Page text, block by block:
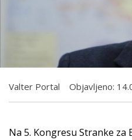
Valter Portal Objavljeno:
Na 5. Kongresu Stranke za